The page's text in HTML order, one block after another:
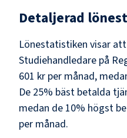
Detaljerad
Lönestatistiken visar
Studiehandledare på
601 kr per månad,
De 25% bäst betalda
medan de 10% högst
per månad.